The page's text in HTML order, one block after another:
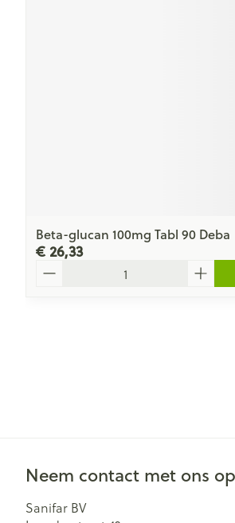
Beta-glucan 100mg Tabl 90 Deba
€ 26,33
Neem contact met ons op
Sanifar BV